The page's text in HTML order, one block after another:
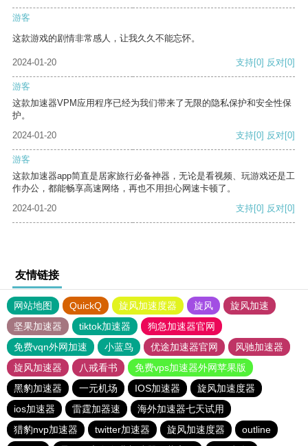
游客
这款游戏的剧情非常感人，让我久久不能忘怀。
2024-01-20 支持[0] 反对[0]
游客
这款加速器VPM应用程序已经为我们带来了无限的隐私保护和安全性保
护。
2024-01-20
支持[0] 反对[0]
游客
这款加速器app简直是居家旅行必备神器，无论是看视频、玩游戏还是工
作办公，都能畅享高速网络，再也不用担心网速卡顿了。
2024-01-20
支持[0] 反对[0]
友情链接
网站地图 QuickQ 旋风加速度器 旋风
旋风加速
坚果加速器
tiktok加速器
狗急加速器官网
免费vqn外网加速
小蓝鸟 优途加速器官网
风驰加速器
旋风加速器
八戒看书
免费vps加速器外网苹果版
黑豹加速器
一元机场 IOS加速器
旋风加速度器
ios加速器
雷霆加器速
海外加速器七天试用
猎豹nvp加速器
twitter加速器 旋风加速度器
outline